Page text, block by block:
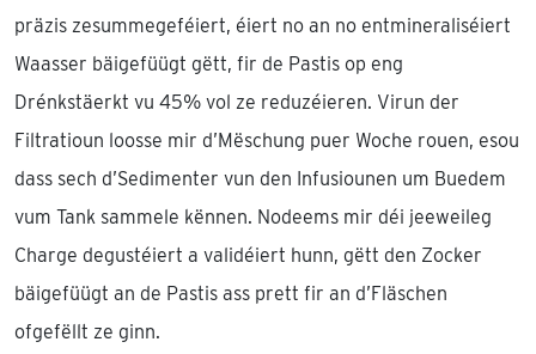
präzis zesummegeféiert, éiert no an no entmineraliséiert
Waasser bäigefüügt gëtt, fir de Pastis op eng
Drénkstäerkt vu 45% vol ze reduzéieren. Virun der
Filtratioun loosse mir d’Mëschung puer Woche rouen, esou
dass sech d’Sedimenter vun den Infusiounen um Buedem
vum Tank sammele kënnen. Nodeems mir déi jeeweileg
Charge degustéiert a validéiert hunn, gëtt den Zocker
bäigefüügt an de Pastis ass prett fir an d’Fläschen
ofgefëllt ze ginn.